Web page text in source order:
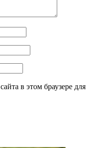
в этом браузере для